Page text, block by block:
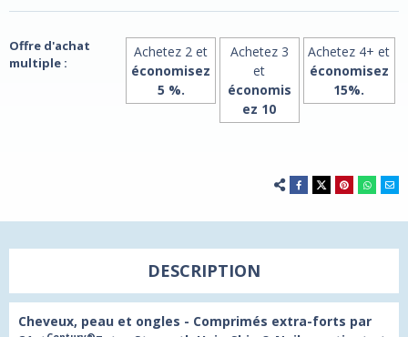
extra-
par
21st
Century
extra-
par
21st
Century
Offre d'achat
multiple :
Achetez 2 et
économisez
5 %.
Achetez 3
et
économis
ez 10
Achetez 4+ et
économisez
15%.
DESCRIPTION
Cheveux, peau et ongles - Comprimés extra-forts par